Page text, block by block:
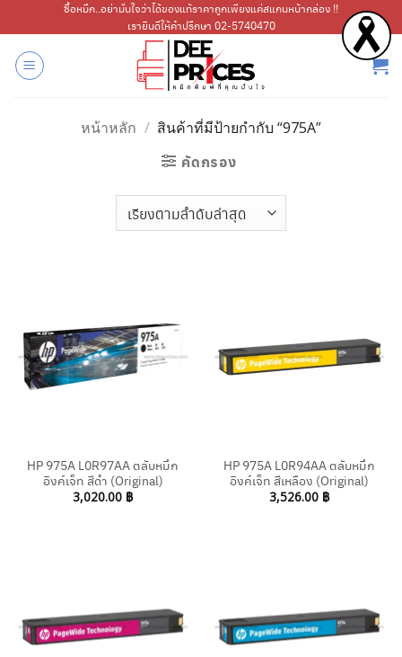
ไป
เนื้อหา
ซื้อหมึก..อย่ามั่นใจว่าได้ของแท้ราคาถูกเพียงแค่สแกนหน้ากล่อง !!
เรายินดีให้คำปรึกษา 02-5740470
หน้าหลัก / สินค้าที่มีป้ายกำกับ “975A”
คัดกรอง
HP 975A L0R97AA ตลับหมึก
อิงค์เจ็ท สีดำ (Original)
3,020.00 ฿
HP 975A L0R94AA ตลับหมึก
อิงค์เจ็ท สีเหลือง (Original)
3,526.00 ฿